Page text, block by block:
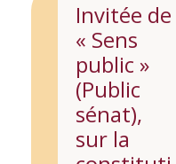
Invitée de
« Sens
public »
(Public
sénat),
sur la